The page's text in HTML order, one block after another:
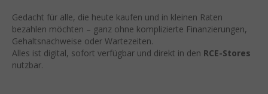
Gedacht für alle, die heute kaufen und in kleinen Raten
bezahlen möchten – ganz ohne komplizierte Finanzierungen,
Gehaltsnachweise oder Wartezeiten.
Alles ist digital, sofort verfügbar und direkt in den RCE-Stores
nutzbar.